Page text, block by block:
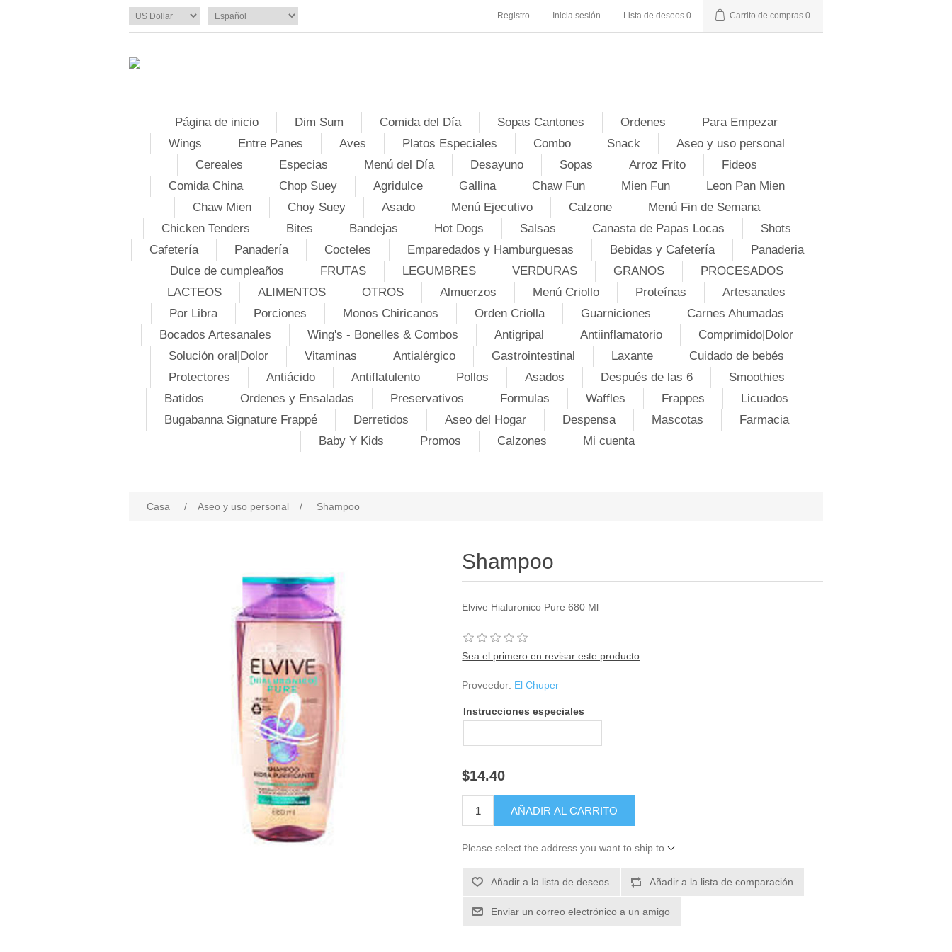
Registro Inicia sesión Lista de deseos 0 Carrito de compras 0
Página de inicio Dim Sum Comida del Día Sopas Cantones Ordenes
Para Empezar
Wings
Entre Panes Aves Platos Especiales Combo Snack
Aseo y uso personal
Cereales
Especias Menú del Día Desayuno Sopas Arroz Frito
Fideos
Comida China
Chop Suey Agridulce Gallina Chaw Fun Mien Fun
Leon Pan Mien
Chaw Mien
Choy Suey Asado Menú Ejecutivo Calzone
Menú Fin de Semana
Chicken Tenders
Bites Bandejas Hot Dogs Salsas Canasta de Papas Locas
Shots
Cafetería
Panadería Cocteles Emparedados y Hamburguesas Bebidas y Cafetería
Panaderia
Dulce de cumpleaños
FRUTAS LEGUMBRES VERDURAS GRANOS
PROCESADOS
LACTEOS
ALIMENTOS OTROS Almuerzos Menú Criollo Proteínas
Artesanales
Por Libra
Porciones Monos Chiricanos Orden Criolla Guarniciones
Carnes Ahumadas
Bocados Artesanales
Wing's - Bonelles & Combos Antigripal Antiinflamatorio
Comprimido|Dolor
Solución oral|Dolor
Vitaminas Antialérgico Gastrointestinal Laxante
Cuidado de bebés
Protectores
Antiácido Antiflatulento Pollos Asados Después de las 6
Smoothies
Batidos
Ordenes y Ensaladas Preservativos Formulas Waffles Frappes
Licuados
Bugabanna Signature Frappé
Derretidos Aseo del Hogar Despensa Mascotas
Farmacia
Baby Y Kids
Promos Calzones Mi cuenta
Casa / Aseo y uso personal / Shampoo
Shampoo
Elvive Hialuronico Pure 680 Ml
Sea el primero en revisar este producto
Proveedor: El Chuper
Instrucciones especiales
$14.40
Please select the address you want to ship to